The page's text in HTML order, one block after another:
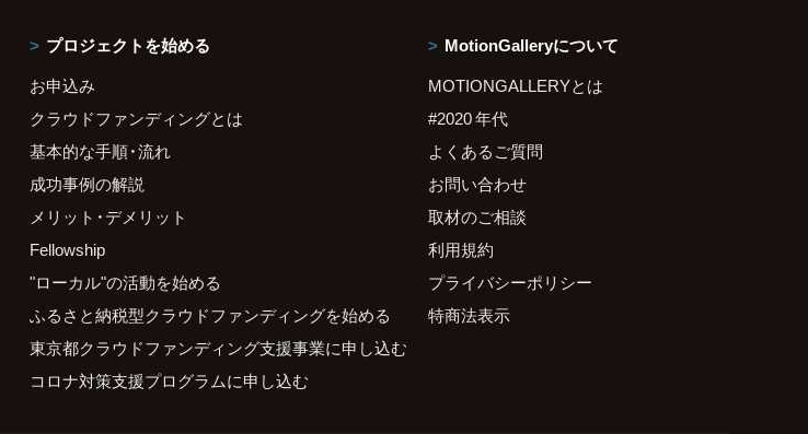
プロジェクトを始める
お申込み
クラウドファンディングとは
基本的な手順・流れ
成功事例の解説
メリット・デメリット
Fellowship
"ローカル"の活動を始める
ふるさと納税型クラウドファンディングを始める
東京都クラウドファンディング支援事業に申し込む
コロナ対策支援プログラムに申し込む
MotionGalleryについて
MOTIONGALLERYとは
#2020 年代
よくあるご質問
お問い合わせ
取材のご相談
利用規約
プライバシーポリシー
特商法表示